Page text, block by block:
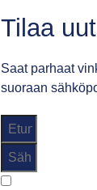
Tilaa
Saat parhaat
suoraan